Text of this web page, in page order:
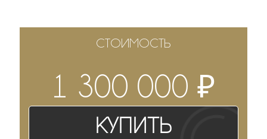
СТОИМОСТЬ
1 300 000₽
Купить